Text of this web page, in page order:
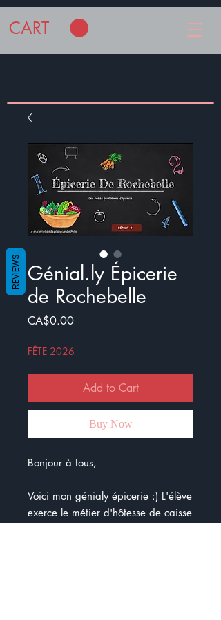
CART
Génial.ly Épicerie
de Rochebelle
CA$0.00Price
FÊTE 2026
Add to Cart
Buy Now
Bonjour à tous,
Voici mon génialy épicerie :) L'élève
exerce le métier d'hôtesse de caisse
REVIEWS